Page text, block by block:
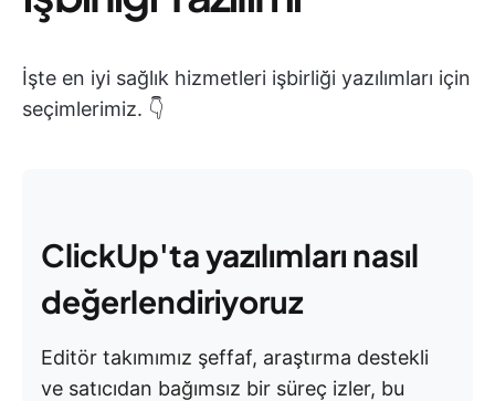
İşte en iyi sağlık hizmetleri işbirliği yazılımları için
seçimlerimiz. 👇
ClickUp'ta yazılımları nasıl
değerlendiriyoruz
Editör takımımız şeffaf, araştırma destekli
ve satıcıdan bağımsız bir süreç izler, bu